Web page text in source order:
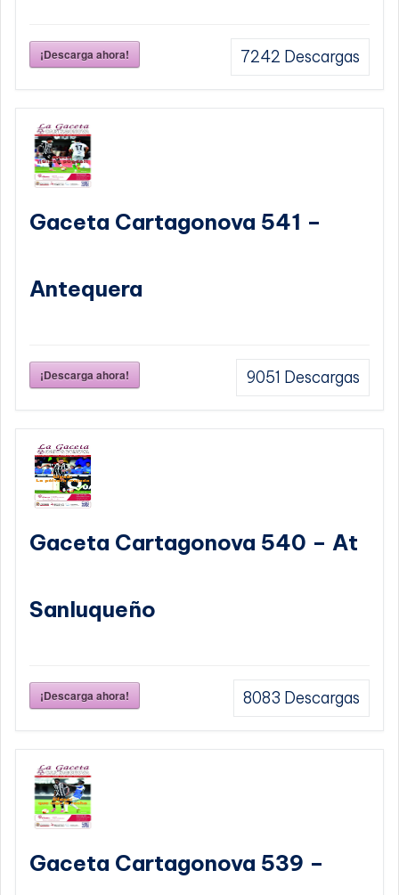
¡Descarga ahora! 7242 Descargas
Gaceta Cartagonova 541 –
Antequera
¡Descarga ahora! 9051 Descargas
Gaceta Cartagonova 540 – At
Sanluqueño
¡Descarga ahora! 8083 Descargas
Gaceta Cartagonova 539 –